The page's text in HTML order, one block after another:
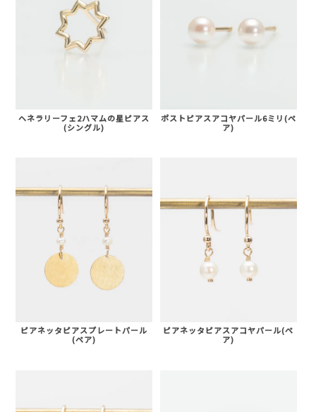
ヘネラリーフェ2ハマムの星ピアス
(シングル)
ポストピアスアコヤパール6ミリ(ペ
ア)
ピアネッタピアスプレートパール
(ペア)
ピアネッタピアスアコヤパール(ペ
ア)